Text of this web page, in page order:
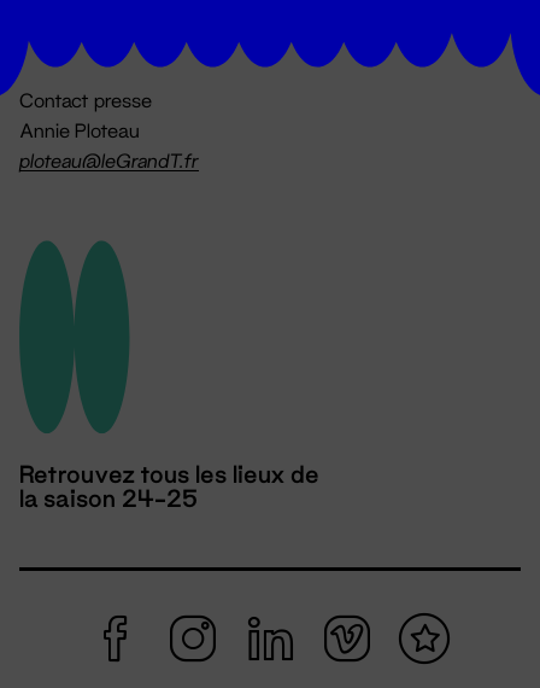
Contact presse
Annie Ploteau
ploteau@leGrandT.fr
Retrouvez tous les lieux de
la saison 24-25